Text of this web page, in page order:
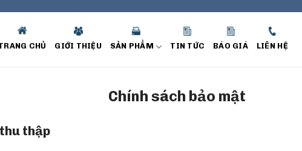
CHỦ GIỚI THIỆU SẢN PHẨM TIN TỨC BÁO GIÁ LIÊN HỆ
Chính sách bảo mật
thập